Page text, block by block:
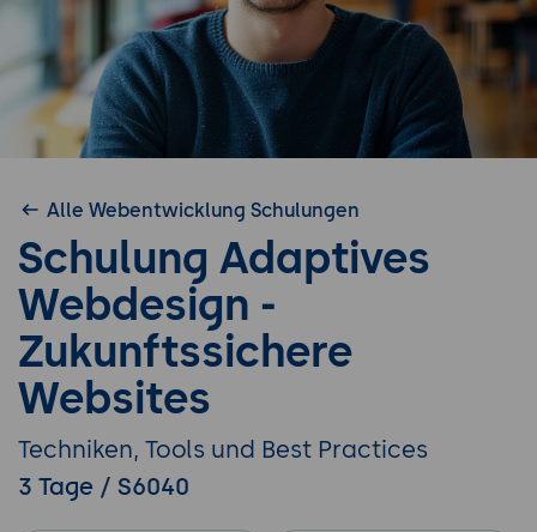
Alle Webentwicklung Schulungen
Schulung Adaptives
Webdesign -
Zukunftssichere
Websites
Techniken, Tools und Best Practices
3 Tage / S6040